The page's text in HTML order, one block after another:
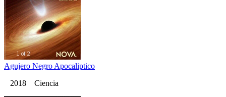
Agujero Negro Apocaliptico
2018 Ciencia